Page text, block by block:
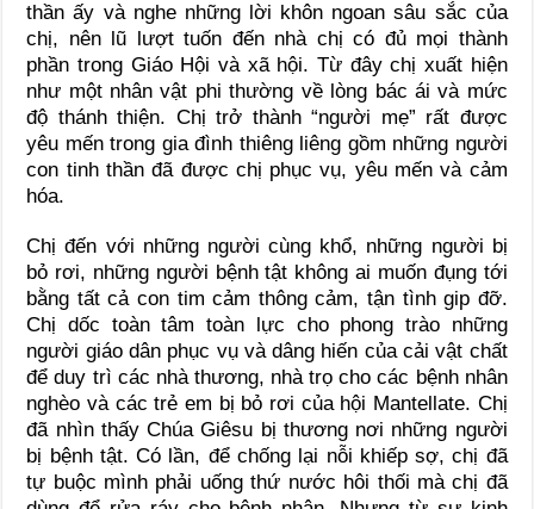
thần ấy và nghe những lời khôn ngoan sâu sắc của
chị, nên lũ lượt tuốn đến nhà chị có đủ mọi thành
phần trong Giáo Hội và xã hội. Từ đây chị xuất hiện
như một nhân vật phi thường về lòng bác ái và mức
độ thánh thiện. Chị trở thành “người mẹ” rất được
yêu mến trong gia đình thiêng liêng gồm những người
con tinh thần đã được chị phục vụ, yêu mến và cảm
hóa.
Chị đến với những người cùng khổ, những người bị
bỏ rơi, những người bệnh tật không ai muốn đụng tới
bằng tất cả con tim cảm thông cảm, tận tình gip đỡ.
Chị dốc toàn tâm toàn lực cho phong trào những
người giáo dân phục vụ và dâng hiến của cải vật chất
để duy trì các nhà thương, nhà trọ cho các bệnh nhân
nghèo và các trẻ em bị bỏ rơi của hội Mantellate. Chị
đã nhìn thấy Chúa Giêsu bị thương nơi những người
bị bệnh tật. Có lần, để chống lại nỗi khiếp sợ, chị đã
tự buộc mình phải uống thứ nước hôi thối mà chị đã